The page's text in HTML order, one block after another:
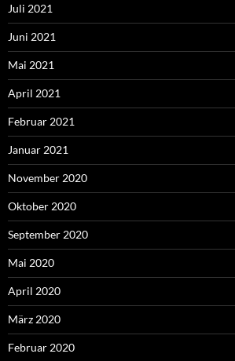
Juli 2021
Juni 2021
Mai 2021
April 2021
Februar 2021
Januar 2021
November 2020
Oktober 2020
September 2020
Mai 2020
April 2020
März 2020
Februar 2020